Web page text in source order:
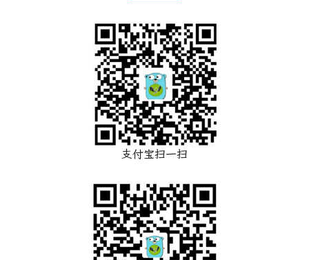
支付宝扫一扫